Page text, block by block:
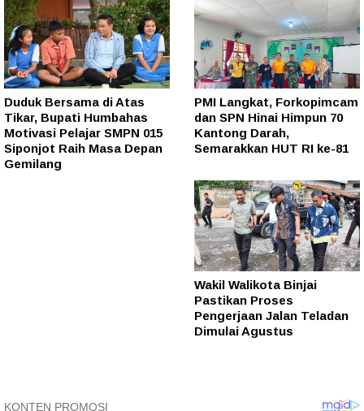
Duduk Bersama di Atas
Tikar, Bupati Humbahas
Motivasi Pelajar SMPN 015
Siponjot Raih Masa Depan
Gemilang
PMI Langkat, Forkopimcam
dan SPN Hinai Himpun 70
Kantong Darah,
Semarakkan HUT RI ke-81
Wakil Walikota Binjai
Pastikan Proses
Pengerjaan Jalan Teladan
Dimulai Agustus